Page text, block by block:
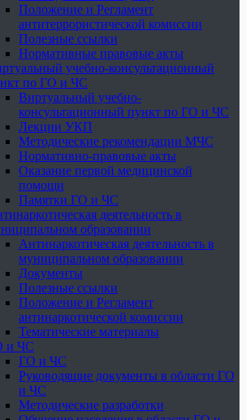
Положение и Регламент
антитеррористической комиссии
Полезные ссылки
Нормативные правовые акты
учебно-консультационный
по ГО и ЧС
Виртуальный учебно-
консультационный пункт по ГО и ЧС
Лекции УКП
Методические рекомендации МЧС
Нормативно-правовые акты
Оказание первой медицинской
помощи
Памятки ГО и ЧС
деятельность в
образовании
Антинаркотическая деятельность в
муниципальном образовании
Документы
Полезные ссылки
Положение и Регламент
антинаркотической комиссии
Тематические материалы
и ЧС
ГО и ЧС
Руководящие документы в области ГО
и ЧС
Методические разработки